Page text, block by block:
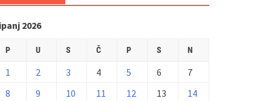
2026
P U S Č P S N
1 2 3 4 5 6
7
8
9 10 11 12 13 14